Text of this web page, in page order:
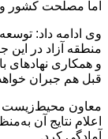
اما مصلحت کشور و
وی ادامه داد:
منطقه آزاد در این
و همکاری نهادهای
قبل هم جبران
معاون محیط‌زیست
اعلام نتایج آن
آمادگی کرد.